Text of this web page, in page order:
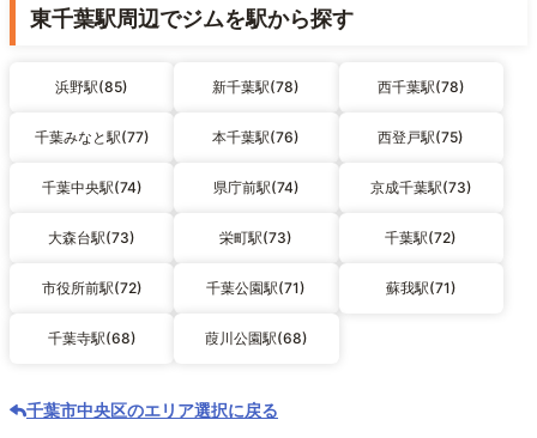
東千葉駅周辺でジムを駅から探す
浜野駅(85) 新千葉駅(78) 西千葉駅(78)
千葉みなと駅(77) 本千葉駅(76) 西登戸駅(75)
千葉中央駅(74) 県庁前駅(74) 京成千葉駅(73)
大森台駅(73) 栄町駅(73) 千葉駅(72)
市役所前駅(72) 千葉公園駅(71) 蘇我駅(71)
千葉寺駅(68) 葭川公園駅(68)
千葉市中央区のエリア選択に戻る